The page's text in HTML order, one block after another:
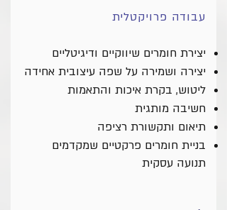
עבודה פרויקטלית
יצירת חומרים שיווקיים ודיגיטליים
יצירה ושמירה על שפה עיצובית אחידה
ליטוש, בקרת איכות והתאמות
חשיבה מותגית
תיאום ותקשורת רציפה
בניית חומרים פרקטיים שמקדמים
תנועה עסקית